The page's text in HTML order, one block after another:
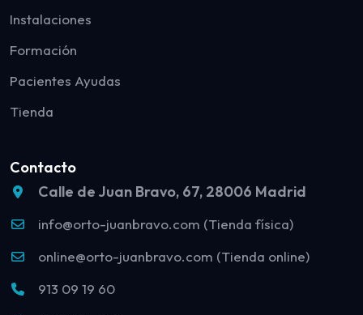
Instalaciones
Formación
Pacientes Ayudas
Tienda
Contacto
Calle de Juan Bravo, 67, 28006 Madrid
info@orto-juanbravo.com (Tienda física)
online@orto-juanbravo.com (Tienda online)
913 09 19 60